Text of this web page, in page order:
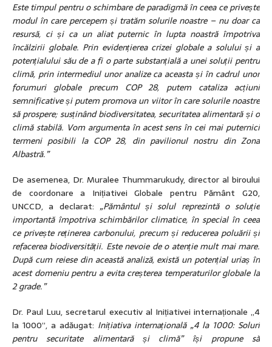
Este timpul pentru o schimbare de paradigmă în ceea ce privește
modul în care percepem și tratăm solurile noastre – nu doar ca
resursă, ci și ca un aliat puternic în lupta noastră împotriva
încălzirii globale. Prin evidențierea crizei globale a solului și a
potențialului său de a fi o parte substanțială a unei soluții pentru
climă, prin intermediul unor analize ca aceasta și în cadrul unor
forumuri globale precum COP 28, putem cataliza acțiuni
semnificative și putem promova un viitor în care solurile noastre
să prospere; susținând biodiversitatea, securitatea alimentară și o
climă stabilă. Vom argumenta în acest sens în cei mai puternici
termeni posibili la COP 28, din pavilionul nostru din Zona
Albastră.”
De asemenea, Dr. Muralee Thummarukudy, director al biroului
de coordonare a Inițiativei Globale pentru Pământ G20,
UNCCD, a declarat: „Pământul și solul reprezintă o soluție
importantă împotriva schimbărilor climatice, în special în ceea
ce privește reținerea carbonului, precum și reducerea poluării și
refacerea biodiversității. Este nevoie de o atenție mult mai mare.
După cum reiese din această analiză, există un potențial uriaș în
acest domeniu pentru a evita creșterea temperaturilor globale la
2 grade.”
Dr. Paul Luu, secretarul executiv al Inițiativei internaționale „4
la 1000”, a adăugat: Inițiativa internațională „4 la 1000: Soluri
pentru securitate alimentară și climă” își propune să